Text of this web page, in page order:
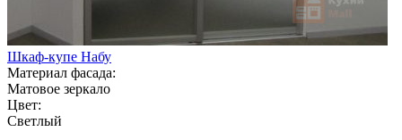
Шкаф-купе Набу
Материал фасада:
Матовое зеркало
Цвет:
Светлый